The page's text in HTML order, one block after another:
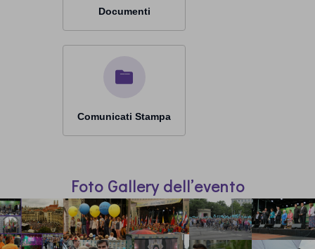
Documenti
Comunicati Stampa
Foto Gallery dell’evento